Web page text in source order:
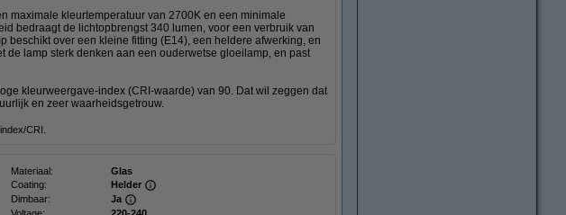
maximale kleurtemperatuur van 2700K en een minimale
bedraagt de lichtopbrengst 340 lumen, voor een verbruik van
beschikt over een kleine fitting (E14), een heldere afwerking, en
lamp sterk denken aan een ouderwetse gloeilamp, en past
kleurweergave-index (CRI-waarde) van 90. Dat wil zeggen dat
en zeer waarheidsgetrouw.
CRI.
Materiaal:
Glas
Coating:
Helder
Dimbaar:
Ja